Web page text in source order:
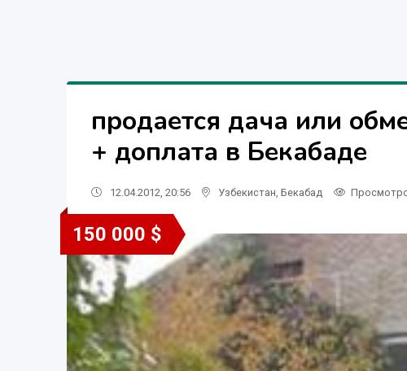
продается дача или
+ доплата в Бекабаде
12.04.2012, 20:56 Узбекистан Бекабад
150 000 $